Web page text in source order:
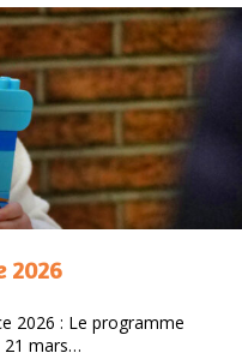
2026
2026 : Le programme
21 mars…